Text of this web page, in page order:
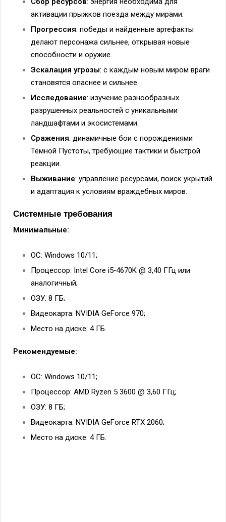
активации прыжков поезда между мирами.
Прогрессия: победы и найденные артефакты
делают персонажа сильнее, открывая новые
способности и оружие.
Эскалация угрозы: с каждым новым миром враги
становятся опаснее и сильнее.
Исследование: изучение разнообразных
разрушенных реальностей с уникальными
ландшафтами и экосистемами.
Сражения: динамичные бои с порождениями
Тёмной Пустоты, требующие тактики и быстрой
реакции.
Выживание: управление ресурсами, поиск укрытий
и адаптация к условиям враждебных миров.
Системные требования
Минимальные:
ОС: Windows 10/11;
Процессор: Intel Core i5‑4670K @ 3,40 ГГц или
аналогичный;
ОЗУ: 8 ГБ;
Видеокарта: NVIDIA GeForce 970;
Место на диске: 4 ГБ.
Рекомендуемые:
ОС: Windows 10/11;
Процессор: AMD Ryzen 5 3600 @ 3,60 ГГц;
ОЗУ: 8 ГБ;
Видеокарта: NVIDIA GeForce RTX 2060;
Место на диске: 4 ГБ.